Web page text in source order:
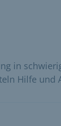
in
Hilfe und